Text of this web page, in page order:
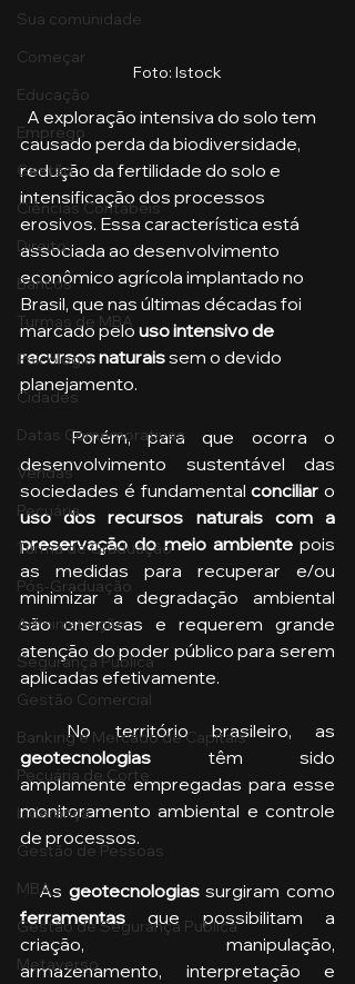
Sua comunidade
Começar
Educação
Emprego
Gestão
Ciências Contábeis
Direito
Bancos
Turmas de MBA
Psicologia
Cidades
Datas Comemorativas
Vendas
Pecuária
Turma de Graduação
Pós-Graduação
Administração
Segurança Publica
Gestão Comercial
Banking e Mercado de Capitais
Pecuária de Corte
Liderança
Gestão de Pessoas
MBA
Gestão de Segurança Publica
Metaverso
Foto: Istock
causado perda da biodiversidade,
redução da fertilidade do solo e
intensificação dos processos
erosivos. Essa característica está
associada ao desenvolvimento
econômico agrícola implantado no
Brasil, que nas últimas décadas foi
marcado pelo uso intensivo de
recursos naturais sem o devido
planejamento.
   Porém, para que ocorra o
desenvolvimento sustentável das
sociedades é fundamental conciliar
uso dos recursos naturais com a
preservação do meio ambiente pois
as medidas para recuperar e/ou
minimizar a degradação ambiental
são onerosas e requerem grande
atenção do poder público para serem
aplicadas efetivamente.
geotecnologias têm sido
amplamente empregadas para esse
monitoramento ambiental e controle
de processos.
   As
geotecnologias surgiram como
ferramentas que possibilitam a
criação, manipulação,
armazenamento, interpretação e